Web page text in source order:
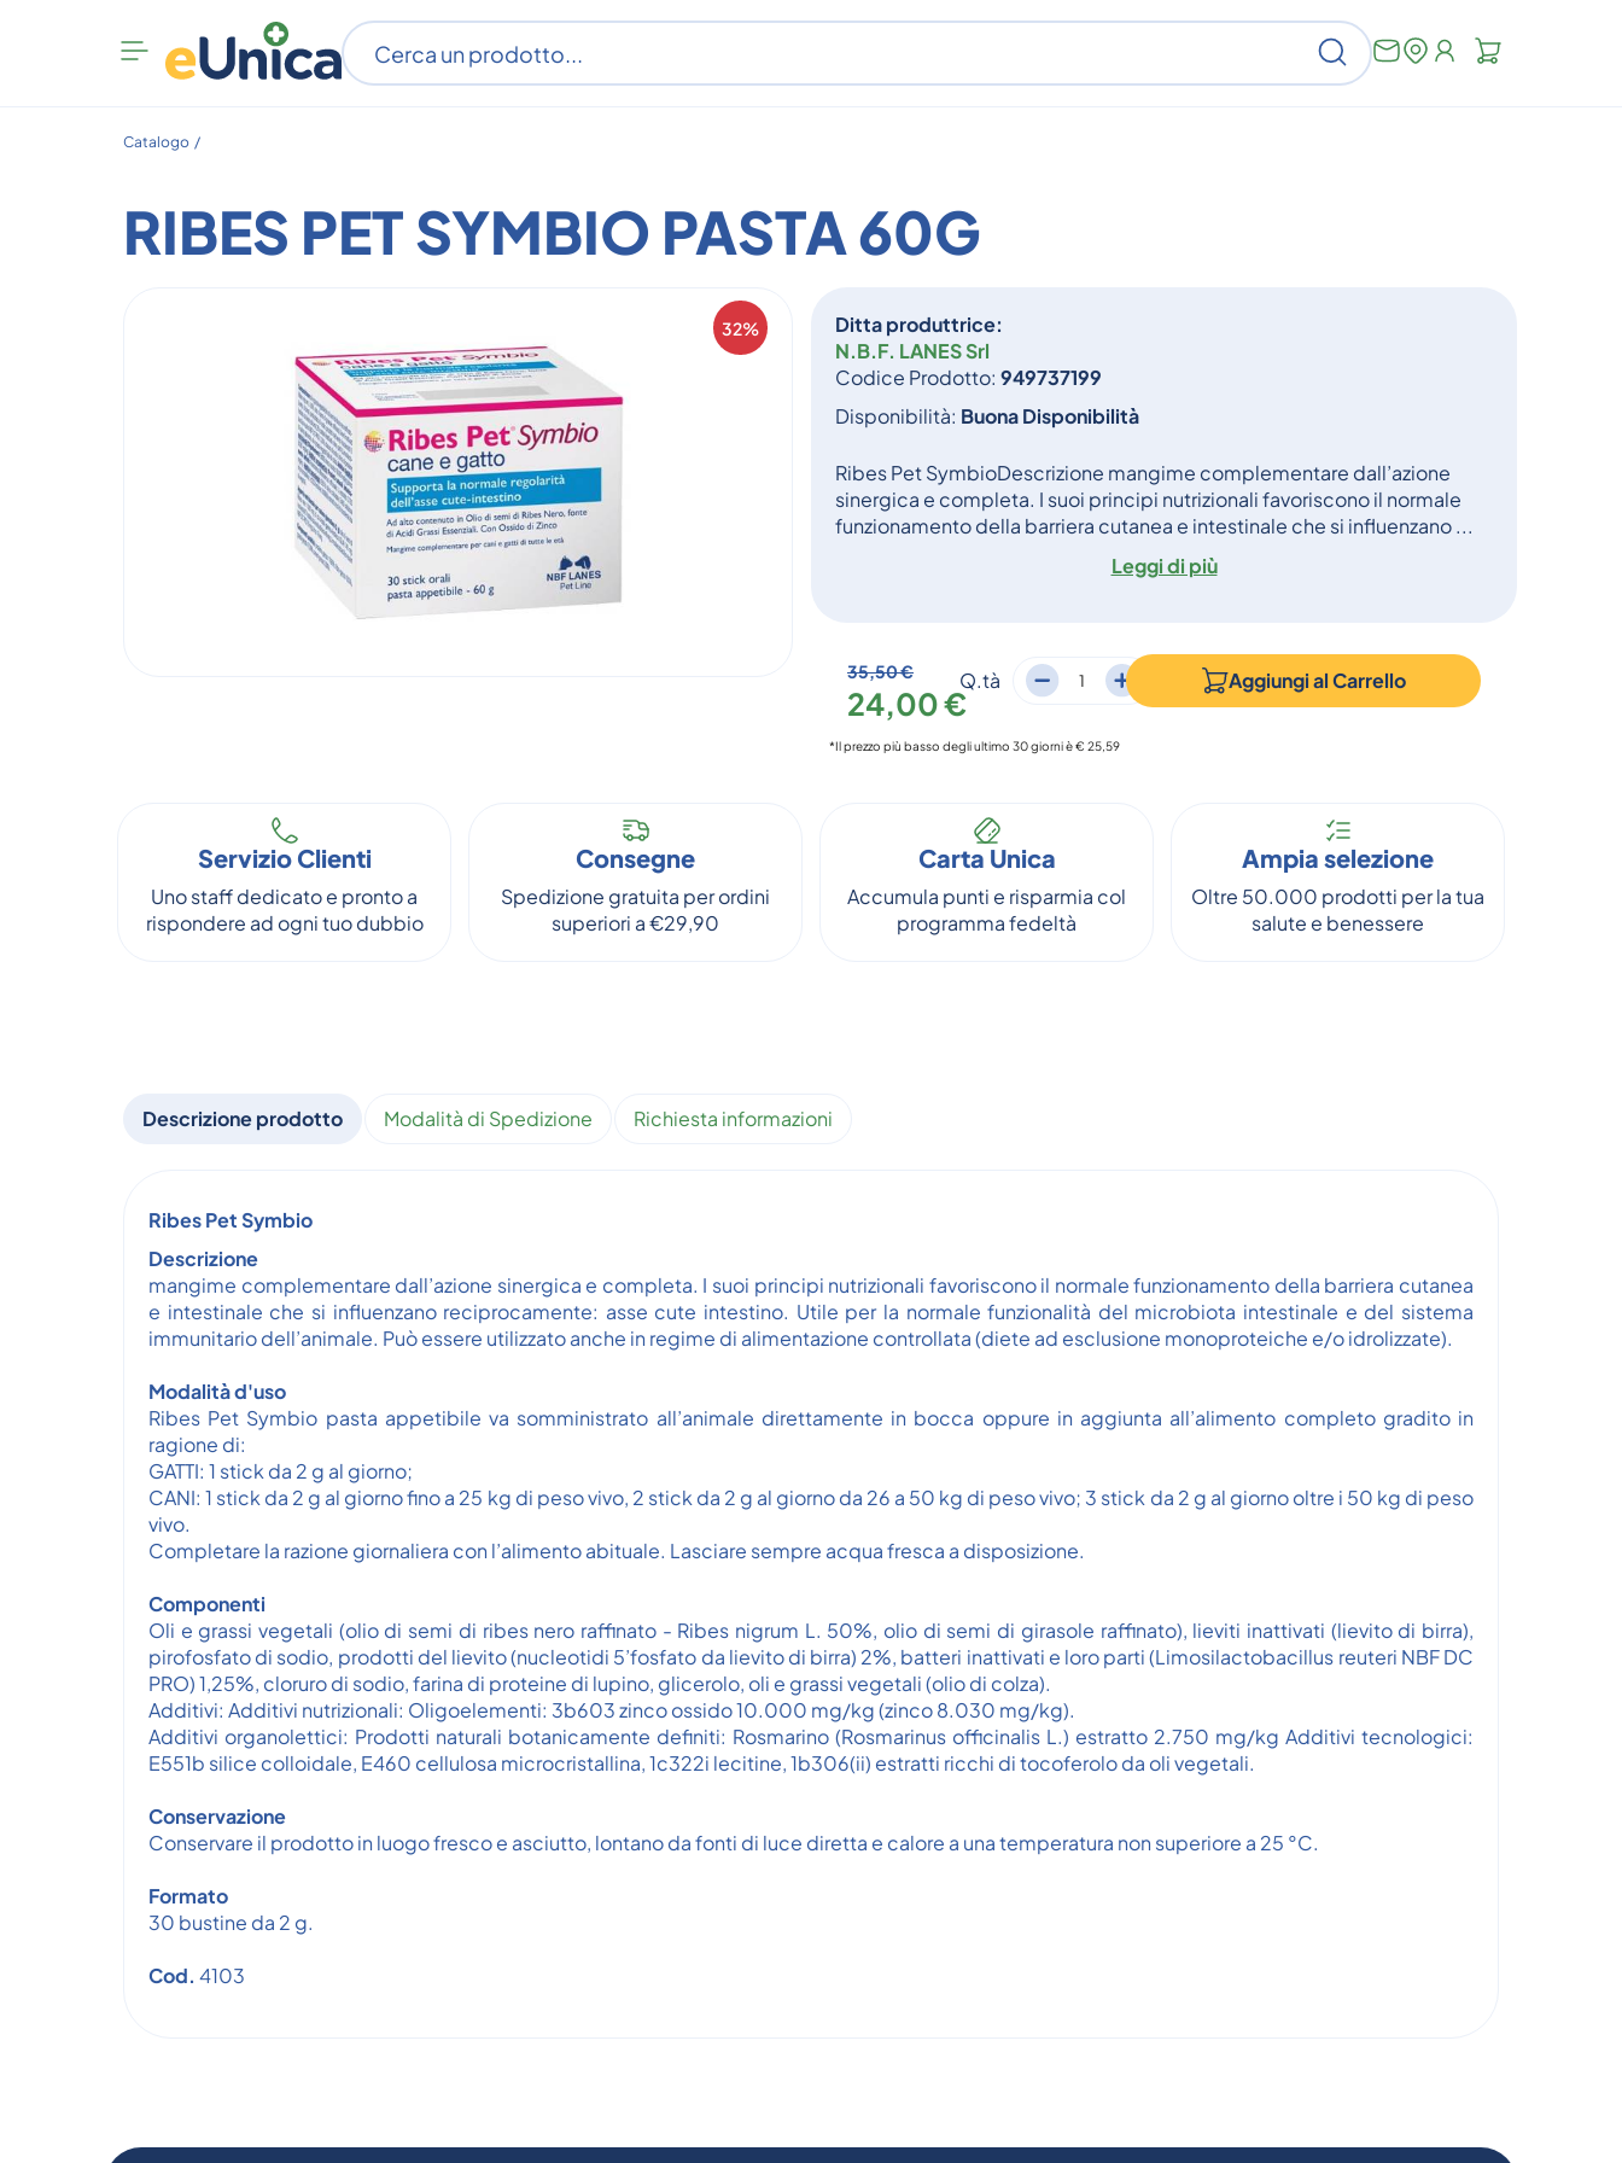
Apri
menu
Cerca
Catalogo /
RIBES PET SYMBIO PASTA 60G
32%
Ditta produttrice:
N.B.F. LANES Srl
Codice Prodotto: 949737199
Disponibilità: Buona Disponibilità
Ribes Pet SymbioDescrizione mangime complementare dall’azione
sinergica e completa. I suoi principi nutrizionali favoriscono il normale
funzionamento della barriera cutanea e intestinale che si influenzano ...
Leggi di più
35,50 €
24,00 €
Q.tà Aggiungi alCarrello
*Il prezzo più basso degli ultimo 30 giorni è € 25,59
Servizio Clienti
Uno staff dedicato e pronto a
rispondere ad ogni tuo dubbio
Consegne
Spedizione gratuita per ordini
superiori a €29,90
Carta Unica
Accumula punti e risparmia col
programma fedeltà
Ampia selezione
Oltre 50.000 prodotti per la tua
salute e benessere
Descrizione prodotto Modalità di Spedizione Richiesta informazioni
Ribes Pet Symbio
Descrizione
mangime complementare dall’azione sinergica e completa. I suoi principi nutrizionali favoriscono il normale funzionamento della barriera cutanea
e intestinale che si influenzano reciprocamente: asse cute intestino. Utile per la normale funzionalità del microbiota intestinale e del sistema
immunitario dell’animale. Può essere utilizzato anche in regime di alimentazione controllata (diete ad esclusione monoproteiche e/o idrolizzate).
Modalità d'uso
Ribes Pet Symbio pasta appetibile va somministrato all’animale direttamente in bocca oppure in aggiunta all’alimento completo gradito in
ragione di:
GATTI: 1 stick da 2 g al giorno;
CANI: 1 stick da 2 g al giorno fino a 25 kg di peso vivo, 2 stick da 2 g al giorno da 26 a 50 kg di peso vivo; 3 stick da 2 g al giorno oltre i 50 kg di peso
vivo.
Completare la razione giornaliera con l’alimento abituale. Lasciare sempre acqua fresca a disposizione.
Componenti
Oli e grassi vegetali (olio di semi di ribes nero raffinato - Ribes nigrum L. 50%, olio di semi di girasole raffinato), lieviti inattivati (lievito di birra),
pirofosfato di sodio, prodotti del lievito (nucleotidi 5’fosfato da lievito di birra) 2%, batteri inattivati e loro parti (Limosilactobacillus reuteri NBF DC
PRO) 1,25%, cloruro di sodio, farina di proteine di lupino, glicerolo, oli e grassi vegetali (olio di colza).
Additivi: Additivi nutrizionali: Oligoelementi: 3b603 zinco ossido 10.000 mg/kg (zinco 8.030 mg/kg).
Additivi organolettici: Prodotti naturali botanicamente definiti: Rosmarino (Rosmarinus officinalis L.) estratto 2.750 mg/kg Additivi tecnologici:
E551b silice colloidale, E460 cellulosa microcristallina, 1c322i lecitine, 1b306(ii) estratti ricchi di tocoferolo da oli vegetali.
Conservazione
Conservare il prodotto in luogo fresco e asciutto, lontano da fonti di luce diretta e calore a una temperatura non superiore a 25 °C.
Formato
30 bustine da 2 g.
Cod. 4103